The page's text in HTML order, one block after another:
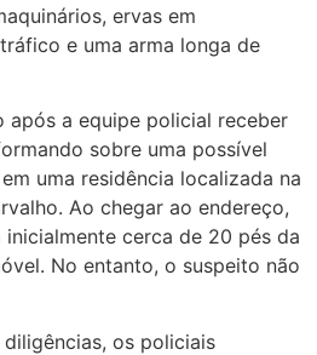
ervas em
e uma arma longa de
após a equipe policial receber
sobre uma possível
uma residência localizada na
Ao chegar ao endereço,
cerca de 20 pés da
No entanto, o suspeito não
os policiais